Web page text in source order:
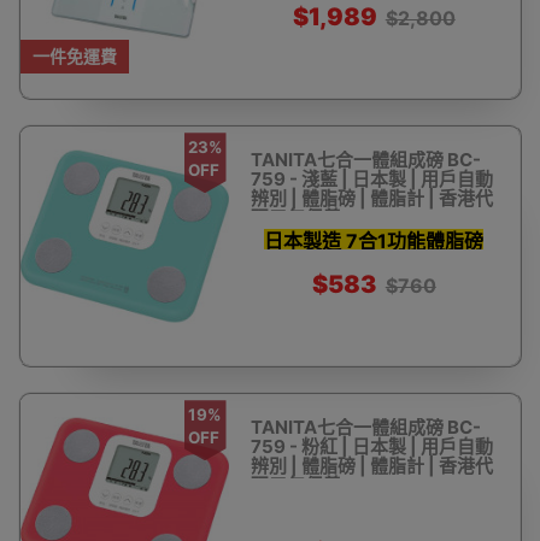
一件免運費
$1,989 $2,800
23%
OFF
TANITA七合一體組成磅 BC-
759 - 淺藍 | 日本製 | 用戶自動
辨別 | 體脂磅 | 體脂計 | 香港代
理三年保養
日本製造 7合1功能體脂磅
$583 $760
19%
OFF
TANITA七合一體組成磅 BC-
759 - 粉紅 | 日本製 | 用戶自動
辨別 | 體脂磅 | 體脂計 | 香港代
理三年保養